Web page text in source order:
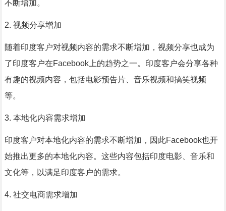
不断增加。
2. 视频分享增加
随着印度客户对视频内容的需求不断增加，视频分享也成为
了印度客户在Facebook上的趋势之一。印度客户会分享各种
有趣的视频内容，包括电影预告片、音乐视频和搞笑视频
等。
3. 本地化内容需求增加
印度客户对本地化内容的需求不断增加，因此Facebook也开
始推出更多的本地化内容。这些内容包括印度电影、音乐和
文化等，以满足印度客户的需求。
4. 社交电商需求增加